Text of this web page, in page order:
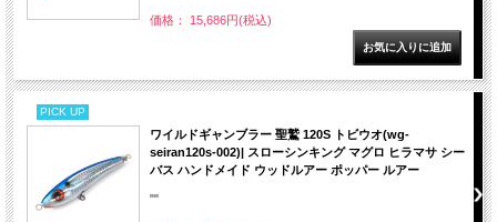
価格： 15,686円(税込)
PICK UP
ワイルドギャンブラー 聖鷲 120S トビウオ(wg-
seiran120s-002)| スローシンキング マグロ ヒラマサ シー
バス ハンドメイド ウッドルアー ポッパー ルアー
""